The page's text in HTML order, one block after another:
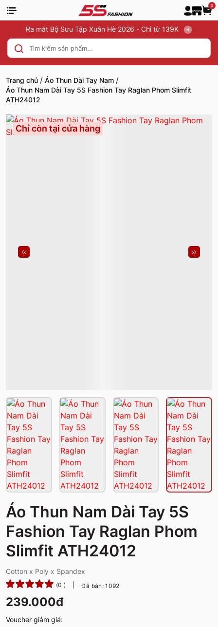
0
Ra mắt Bộ Sưu Tập Xuân Hè 2026 - Chỉ từ 139K
Trang chủ / Áo Thun Dài Tay Nam /
Áo Thun Nam Dài Tay 5S Fashion Tay Raglan Phom Slimfit
ATH24012
Chỉ còn tại cửa hàng
Áo Thun Nam Dài Tay 5S
Fashion Tay Raglan Phom
Slimfit ATH24012
Cotton x Poly x Spandex
(0 ) Đã bán: 1092
239.000đ
Voucher giảm giá: